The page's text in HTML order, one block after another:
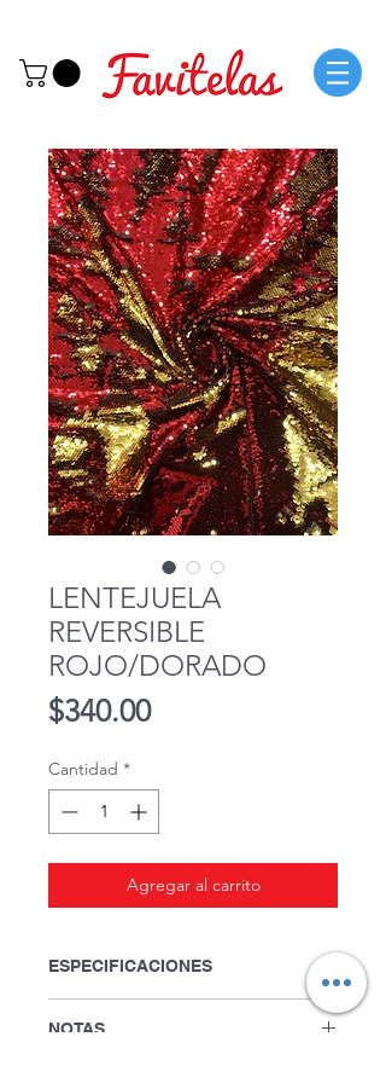
LENTEJUELA
REVERSIBLE
ROJO/DORADO
$340.00Precio
Cantidad *
Agregar al carrito
ESPECIFICACIONES
Lavado en seco.
NOTAS